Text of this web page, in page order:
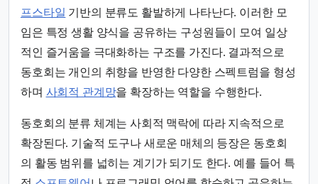
프스타일 기반의 분류도 활발하게 나타난다. 이러한 모
임은 특정 생활 양식을 공유하는 구성원들이 모여 일상
적인 즐거움을 극대화하는 구조를 가진다. 결과적으로
동호회는 개인의 취향을 반영한 다양한 스펙트럼을 형성
하며 사회적 관계망을 확장하는 역할을 수행한다.
동호회의 분류 체계는 사회적 맥락에 따라 지속적으로
확장된다. 기술적 도구나 새로운 매체의 등장은 동호회
의 활동 범위를 넓히는 계기가 되기도 한다. 예를 들어 특